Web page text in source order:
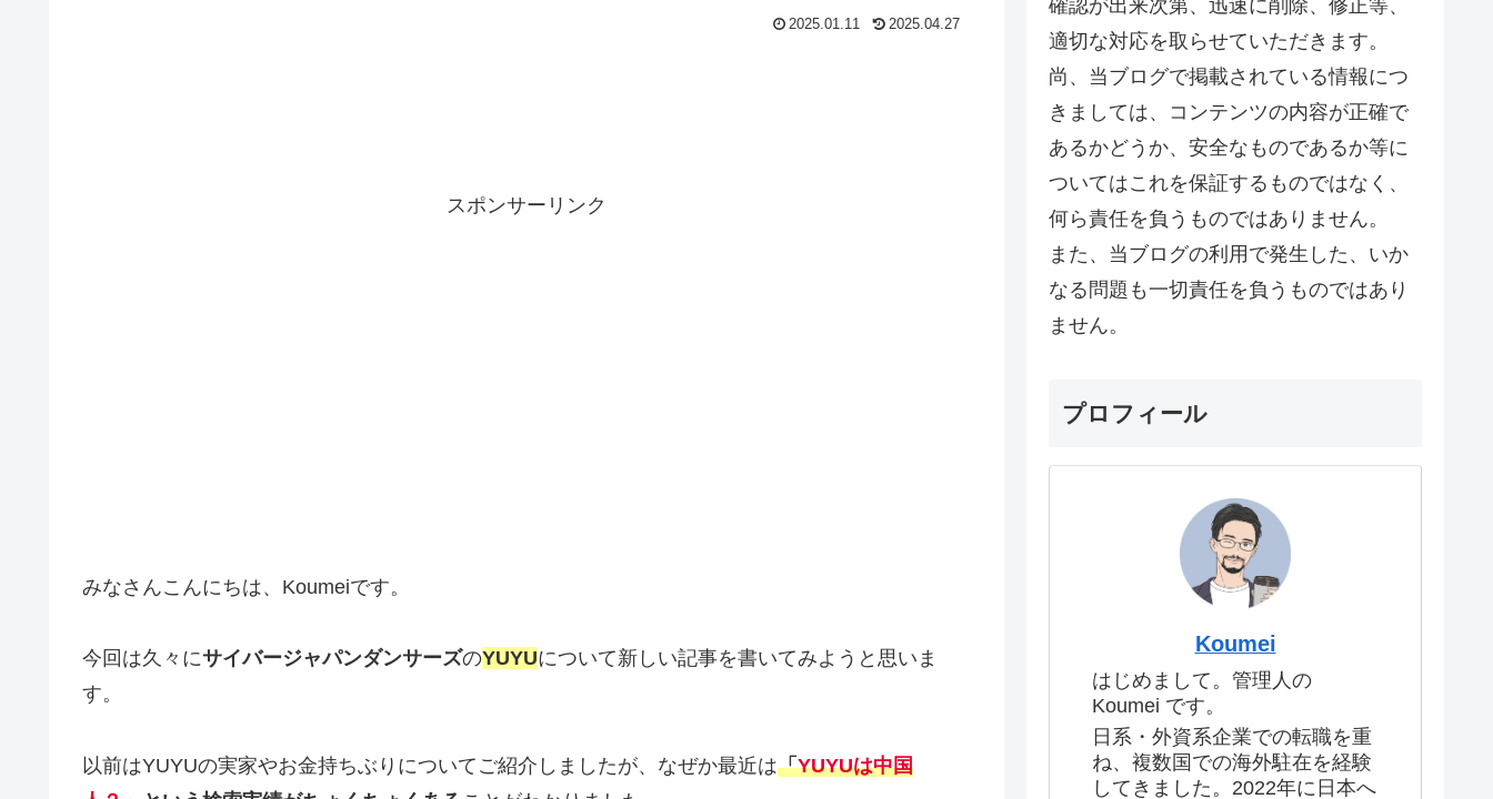
2025.01.11 2025.04.27
スポンサーリンク
みなさんこんにちは、Koumeiです。
今回は久々にサイバージャパンダンサーズのYUYUについて新しい記事を書いてみようと思いま
す。
以前はYUYUの実家やお金持ちぶりについてご紹介しましたが、なぜか最近は「YUYUは中国
確認が出来次第、迅速に削除、修正等、
適切な対応を取らせていただきます。
尚、当ブログで掲載されている情報につ
きましては、コンテンツの内容が正確で
あるかどうか、安全なものであるか等に
ついてはこれを保証するものではなく、
何ら責任を負うものではありません。
また、当ブログの利用で発生した、いか
なる問題も一切責任を負うものではあり
ません。
プロフィール
Koumei
はじめまして。管理人の
Koumei です。
日系・外資系企業での転職を重
ね、複数国での海外駐在を経験
してきました。2022年に日本へ